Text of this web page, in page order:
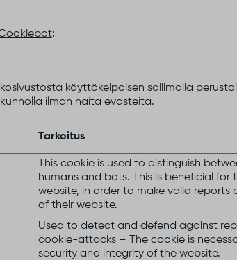
:
käyttökelpoisen sallimalla
ilman näitä evästeitä.
Tarkoitus
This cookie is used to distinguish
humans and bots. This is beneficial for
website, in order to make valid reports
of their website.
Used to detect and defend against
cookie-attacks – The cookie is
security and integrity of the website.